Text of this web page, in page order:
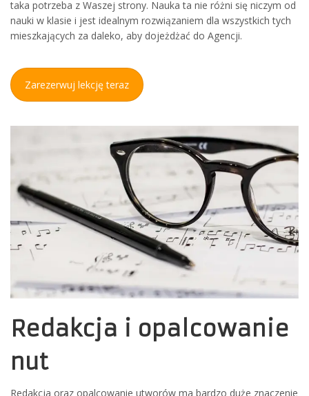
taka potrzeba z Waszej strony. Nauka ta nie różni się niczym od
nauki w klasie i jest idealnym rozwiązaniem dla wszystkich tych
mieszkających za daleko, aby dojeżdżać do Agencji.
Zarezerwuj lekcję teraz
Redakcja i opalcowanie
nut
Redakcja oraz opalcowanie utworów ma bardzo duże znaczenie